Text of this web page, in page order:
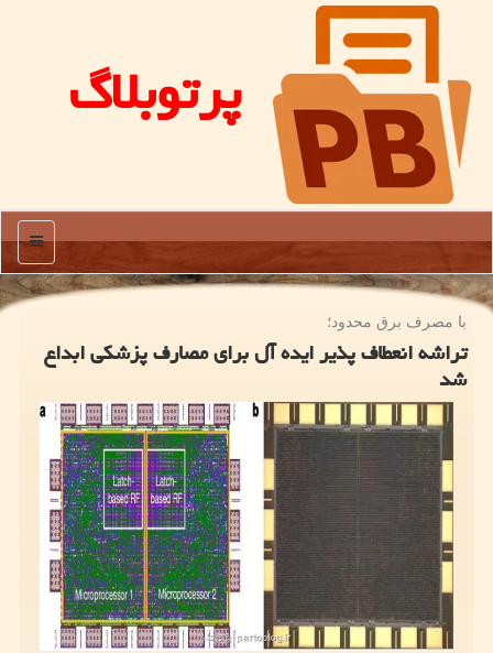
پرتوبلاگ
منو
با مصرف برق محدود؛
تراشه انعطاف پذیر ایده آل برای مصارف پزشکی ابداع
شد